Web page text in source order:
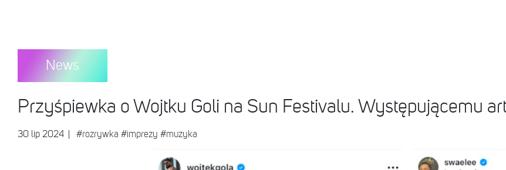
News
Przyśpiewka o Wojtku Goli na Sun Festivalu. Występującemu
30 lip 2024 #rozrywka #imprezy #muzyka